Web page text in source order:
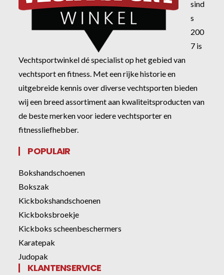
sind
s
200
7 is
Vechtsportwinkel dé specialist op het gebied van
vechtsport en fitness. Met een rijke historie en
uitgebreide kennis over diverse vechtsporten bieden
wij een breed assortiment aan kwaliteitsproducten van
de beste merken voor iedere vechtsporter en
fitnessliefhebber.
POPULAIR
Bokshandschoenen
Bokszak
Kickbokshandschoenen
Kickboksbroekje
Kickboks scheenbeschermers
Karatepak
Judopak
KLANTENSERVICE